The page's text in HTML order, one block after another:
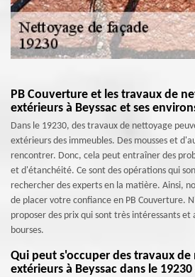
PB Couverture et les travaux de
extérieurs à Beyssac et ses
Dans le 19230, des travaux de nettoyage
extérieurs des immeubles. Des mousses et
rencontrer. Donc, cela peut entraîner des
et d'étanchéité. Ce sont des opérations qui
rechercher des experts en la matière. Ainsi,
de placer votre confiance en PB Couverture.
proposer des prix qui sont très intéressants et
bourses.
Qui peut s'occuper des travaux
extérieurs à Beyssac dans le